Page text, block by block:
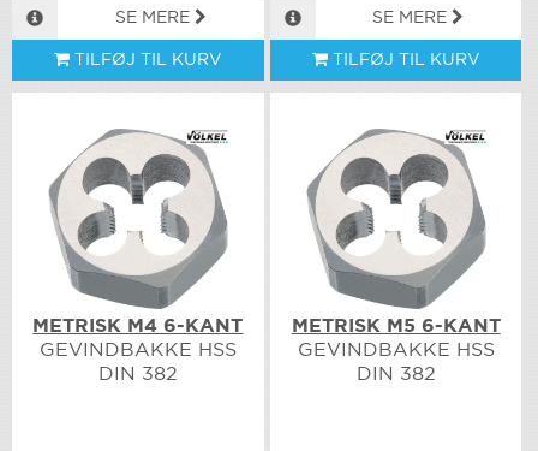
SE MERE
TILFØJ TIL KURV
SE MERE
TILFØJ TIL KURV
METRISK M4 6-KANT
GEVINDBAKKE HSS
DIN 382
METRISK M5 6-KANT
GEVINDBAKKE HSS
DIN 382